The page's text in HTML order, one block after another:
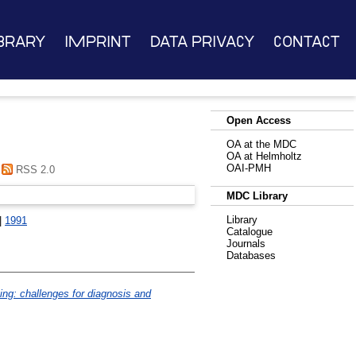
Imprint Data Privacy Contact
RSS 2.0
1991
challenges for diagnosis and
Open Access
OA at the MDC
OA at Helmholtz
OAI-PMH
MDC Library
Library
Catalogue
Journals
Databases